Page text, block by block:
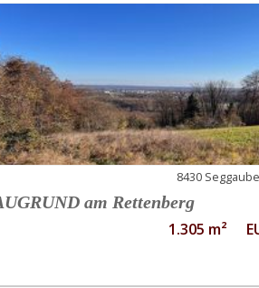
8430
am Rettenberg
1.305 m²